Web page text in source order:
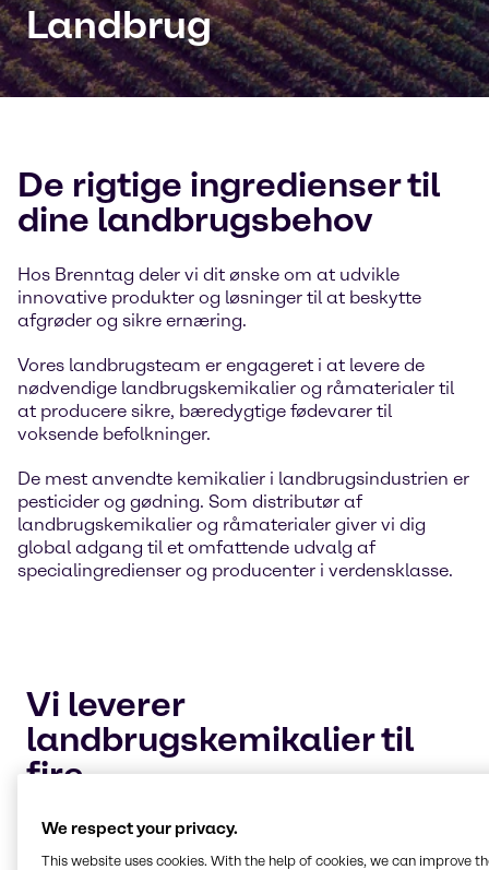
Landbrug
De rigtige ingredienser til
dine landbrugsbehov
Hos Brenntag deler vi dit ønske om at udvikle
innovative produkter og løsninger til at beskytte
afgrøder og sikre ernæring.
Vores landbrugsteam er engageret i at levere de
nødvendige landbrugskemikalier og råmaterialer til
at producere sikre, bæredygtige fødevarer til
voksende befolkninger.
De mest anvendte kemikalier i landbrugsindustrien er
pesticider og gødning. Som distributør af
landbrugskemikalier og råmaterialer giver vi dig
global adgang til et omfattende udvalg af
specialingredienser og producenter i verdensklasse.
Vi leverer
landbrugskemikalier til
fire
r:
We respect your privacy.
This website uses cookies. With the help of cookies, we can improve